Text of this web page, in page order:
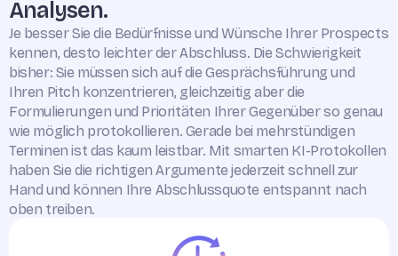
Analysen.
Je besser Sie die Bedürfnisse und Wünsche Ihrer Prospects
kennen, desto leichter der Abschluss. Die Schwierigkeit
bisher: Sie müssen sich auf die Gesprächsführung und
Ihren Pitch konzentrieren, gleichzeitig aber die
Formulierungen und Prioritäten Ihrer Gegenüber so genau
wie möglich protokollieren. Gerade bei mehrstündigen
Terminen ist das kaum leistbar. Mit smarten KI-Protokollen
haben Sie die richtigen Argumente jederzeit schnell zur
Hand und können Ihre Abschlussquote entspannt nach
oben treiben.